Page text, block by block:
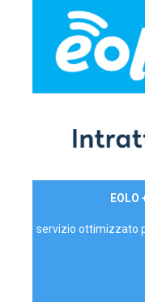
EOLO
servizio ottimizzato